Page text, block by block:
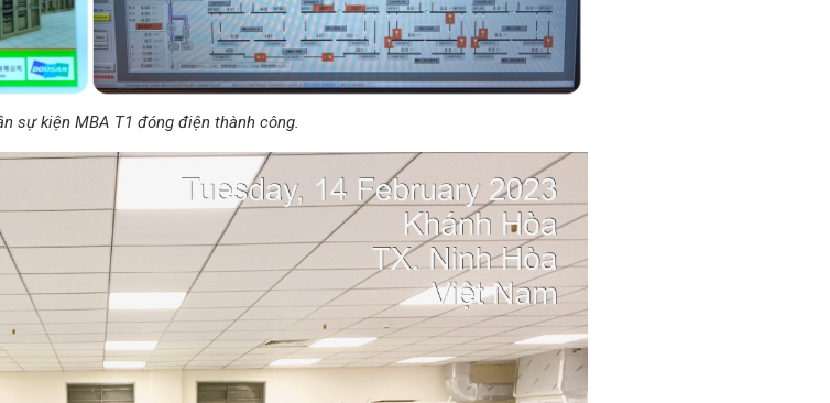
sự kiện MBA T1 đóng điện thành công.